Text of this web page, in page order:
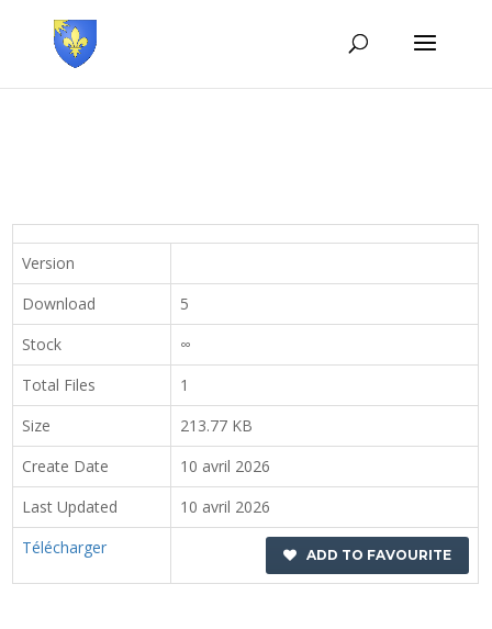
Version
Download
5
Stock
∞
Total Files
1
Size
213.77 KB
Create Date
10 avril 2026
Last Updated
10 avril 2026
Télécharger
ADD TO FAVOURITE